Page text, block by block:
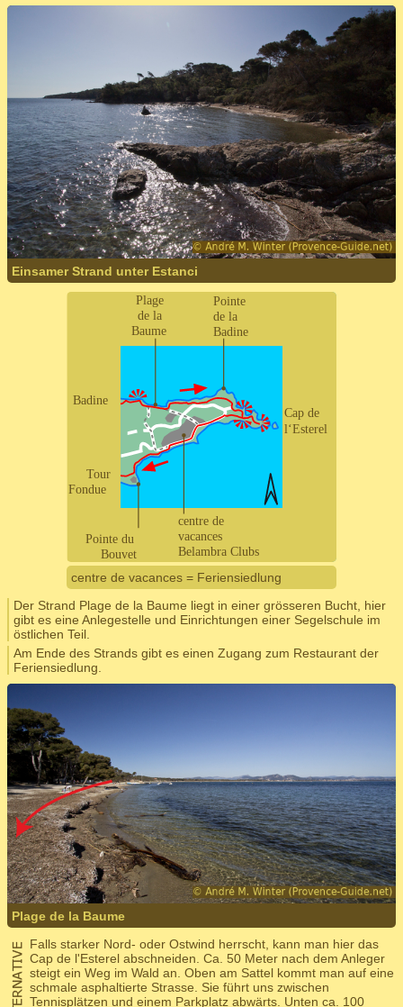
Einsamer Strand unter Estanci
centre de vacances = Feriensiedlung
Der Strand Plage de la Baume liegt in einer grösseren Bucht, hier
gibt es eine Anlegestelle und Einrichtungen einer Segelschule im
östlichen Teil.
Am Ende des Strands gibt es einen Zugang zum Restaurant der
Feriensiedlung.
Plage de la Baume
Falls starker Nord- oder Ostwind herrscht, kann man hier das
Cap de l'Esterel abschneiden. Ca. 50 Meter nach dem Anleger
steigt ein Weg im Wald an. Oben am Sattel kommt man auf eine
schmale asphaltierte Strasse. Sie führt uns zwischen
Tennisplätzen und einem Parkplatz abwärts. Unten ca. 100